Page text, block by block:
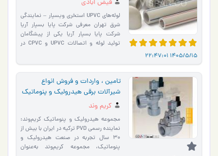
1405/5/15 22:47:01
فیض آبادی
لوله‌های UPVC استخری ویسپار – نمایندگی
شرق تهران معرفی شرکت پایا بسپار آریا
شرکت پایا بسپار آریا یکی از پیشگامان
تولید لوله و اتصالات UPVC و CPVC در
تامین ، واردات و فروش انواع
شیرآلات برقی هیدرولیک و پنوماتیک
در تهران
کریم وند
مجموعه هیدرولیک و پنوماتیک کریم‌وند:
نماینده رسمی PVD ترکیه در ایران با بیش از
۳۰ سال تجربه در صنعت هیدرولیک و
پنوماتیک، مجموعه کریم‌وند به‌عنوان